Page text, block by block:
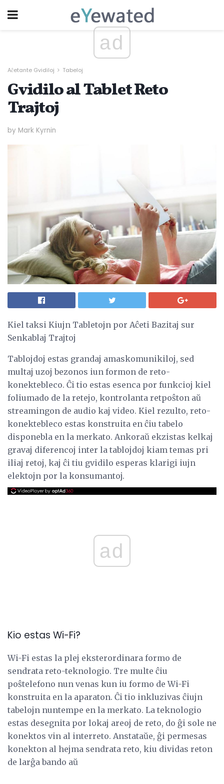
ad
Aĉetante Gvidiloj Tabeloj
Gvidilo al Tablet Reto
Trajtoj
by Mark Kyrnin
Kiel taksi Kiujn Tabletojn por Aĉeti Bazitaj sur
Senkablaj Trajtoj
Tablojdoj estas grandaj amaskomunikiloj, sed
multaj uzoj bezonos iun formon de reto-
konektebleco. Ĉi tio estas esenca por funkcioj kiel
foliumado de la retejo, kontrolanta retpoŝton aŭ
streamingon de audio kaj video. Kiel rezulto, reto-
konektebleco estas konstruita en ĉiu tabelo
disponebla en la merkato. Ankoraŭ ekzistas kelkaj
gravaj diferencoj inter la tablojdoj kiam temas pri
iliaj retoj, kaj ĉi tiu gvidilo esperas klarigi iujn
elektojn por la konsumantoj.
ad
Kio estas Wi-Fi?
Wi-Fi estas la plej eksterordinara formo de
sendrata reto-teknologio. Tre multe ĉiu
poŝtelefono nun venas kun iu formo de Wi-Fi
konstruita en la aparaton. Ĉi tio inkluzivas ĉiujn
tabelojn nuntempe en la merkato. La teknologio
estas desegnita por lokaj areoj de reto, do ĝi sole ne
konektos vin al interreto. Anstataŭe, ĝi permesas
konekton al hejma sendrata reto, kiu dividas reton
de larĝa bando aŭ